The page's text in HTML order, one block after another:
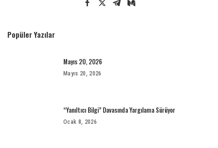
Popüler Yazılar
Mayıs 20, 2026
Mayıs 20, 2026
“Yanıltıcı Bilgi” Davasında Yargılama Sürüyor
Ocak 8, 2026